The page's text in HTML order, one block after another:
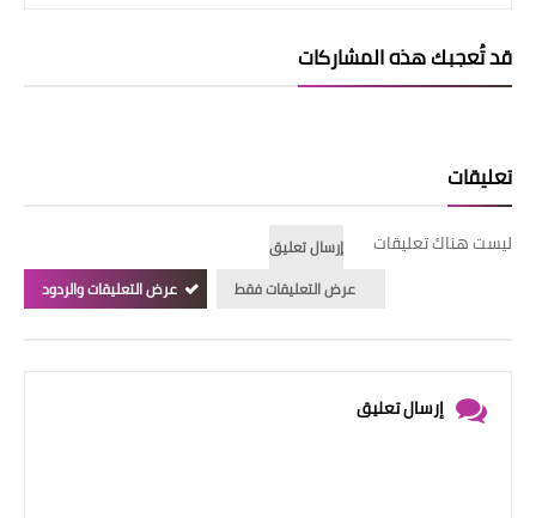
قد تُعجبك هذه المشاركات
تعليقات
ليست هناك تعليقات
إرسال تعليق
عرض التعليقات فقط
عرض التعليقات والردود
إرسال تعليق